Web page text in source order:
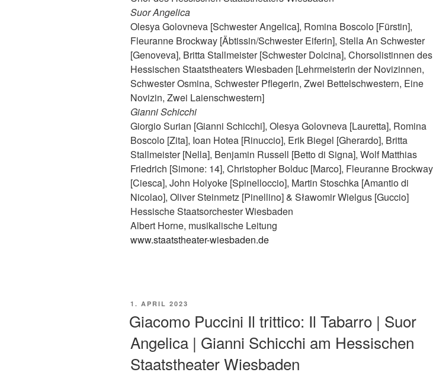
Suor Angelica
Olesya Golovneva [Schwester Angelica], Romina Boscolo [Fürstin],
Fleuranne Brockway [Äbtissin/Schwester Eiferin], Stella An Schwester
[Genoveva], Britta Stallmeister [Schwester Dolcina], Chorsolistinnen des
Hessischen Staatstheaters Wiesbaden [Lehrmeisterin der Novizinnen,
Schwester Osmina, Schwester Pflegerin, Zwei Bettelschwestern, Eine
Novizin, Zwei Laienschwestern]
Gianni Schicchi
Giorgio Surian [Gianni Schicchi], Olesya Golovneva [Lauretta], Romina
Boscolo [Zita], Ioan Hotea [Rinuccio], Erik Biegel [Gherardo], Britta
Stallmeister [Nella], Benjamin Russell [Betto di Signa], Wolf Matthias
Friedrich [Simone: 14], Christopher Bolduc [Marco], Fleuranne Brockway
[Ciesca], John Holyoke [Spinelloccio], Martin Stoschka [Amantio di
Nicolao], Oliver Steinmetz [Pinellino] & Sławomir Wielgus [Guccio]
Hessische Staatsorchester Wiesbaden
Albert Horne, musikalische Leitung
www.staatstheater-wiesbaden.de
VERÖFFENTLICHT
1. APRIL 2023
Giacomo Puccini Il trittico: Il Tabarro | Suor
Angelica | Gianni Schicchi am Hessischen
Staatstheater Wiesbaden